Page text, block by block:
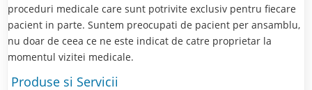
proceduri medicale care sunt potrivite exclusiv pentru fiecare
pacient in parte. Suntem preocupati de pacient per ansamblu,
nu doar de ceea ce ne este indicat de catre proprietar la
momentul vizitei medicale.
Produse si Servicii